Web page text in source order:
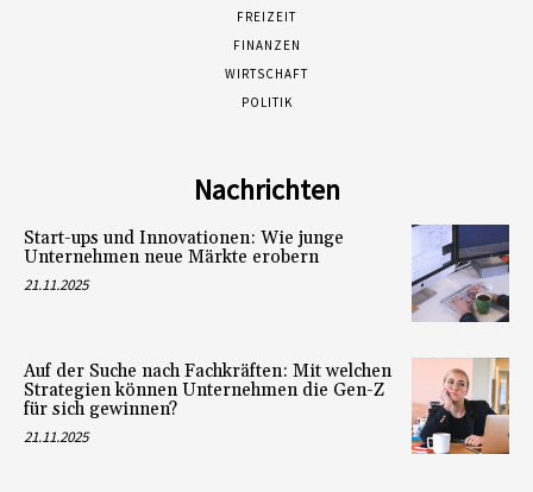
FREIZEIT
FINANZEN
WIRTSCHAFT
POLITIK
Nachrichten
Start-ups und Innovationen: Wie junge
Unternehmen neue Märkte erobern
21.11.2025
Auf der Suche nach Fachkräften: Mit welchen
Strategien können Unternehmen die Gen-Z
für sich gewinnen?
21.11.2025